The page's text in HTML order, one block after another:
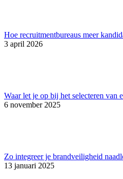
Hoe recruitmentbureaus meer
3 april 2026
Waar let je op bij het selecteren van
6 november 2025
Zo integreer je brandveiligheid
13 januari 2025